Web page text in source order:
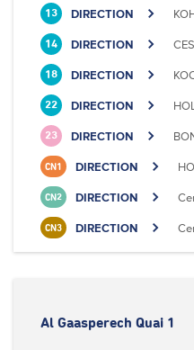
13 DIRECTION
14 DIRECTION
18 DIRECTION
22 DIRECTION
23 DIRECTION
CN1 DIRECTION
CN2 DIRECTION
CN3 DIRECTION
Al Gaasperech Quai 1